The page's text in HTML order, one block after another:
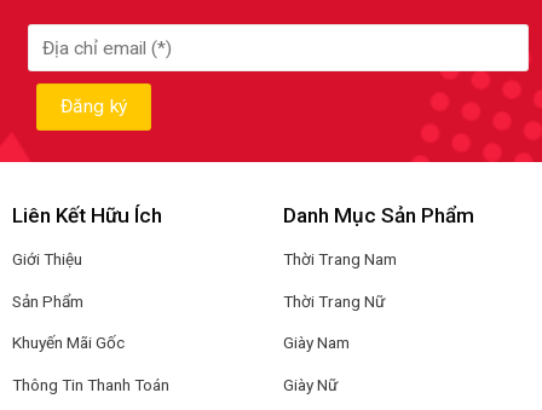
Liên Kết Hữu Ích
Giới Thiệu
Sản Phẩm
Khuyến Mãi Gốc
Thông Tin Thanh Toán
Danh Mục Sản Phẩm
Thời Trang Nam
Thời Trang Nữ
Giày Nam
Giày Nữ